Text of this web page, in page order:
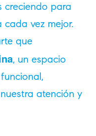
creciendo para
vez mejor.
que
, un espacio
atención y